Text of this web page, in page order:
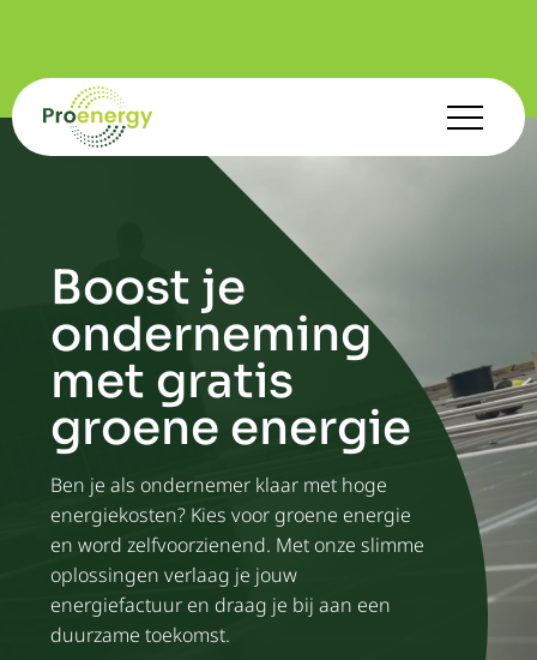
Boost je
onderneming
met gratis
groene energie
Ben je als ondernemer klaar met hoge
energiekosten? Kies voor groene energie
en word zelfvoorzienend. Met onze slimme
oplossingen verlaag je jouw
energiefactuur en draag je bij aan een
duurzame toekomst.